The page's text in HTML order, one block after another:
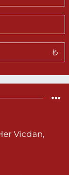
CADDE NO:39 B
A 05380544155
₺
Vicdan,